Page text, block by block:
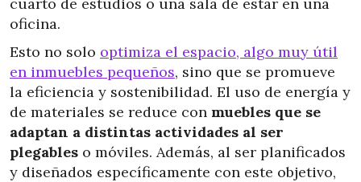
oficina.
Esto no solo optimiza el espacio, algo muy útil
en inmuebles pequeños, sino que se promueve
la eficiencia y sostenibilidad. El uso de energía y
de materiales se reduce con muebles que se
adaptan a distintas actividades al ser
plegables o móviles. Además, al ser planificados
y diseñados específicamente con este objetivo,